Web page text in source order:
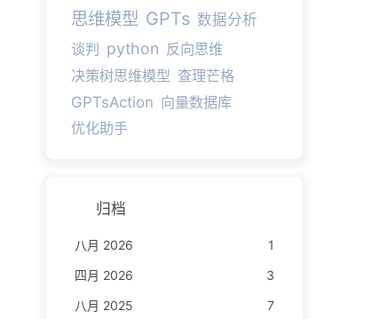
思维模型 GPTs 数据分析
谈判 python 反向思维
决策树思维模型 查理芒格
GPTsAction 向量数据库
优化助手
归档
八月 2026
1
四月 2026
3
八月 2025
7